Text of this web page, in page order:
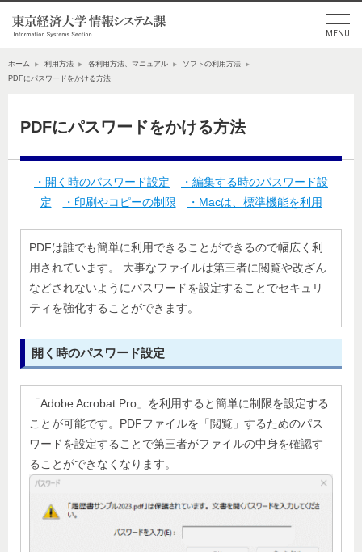
ホーム 利用方法 各利用方法、マニュアル
ソフトの利用方法
PDFにパスワードをかける方法
PDFにパスワードをかける方法
・開く時のパスワード設定
・編集する時のパスワード設
定
・印刷やコピーの制限 ・Macは、標準機能を利用
PDFは誰でも簡単に利用できることができるので幅広く利
用されています。 大事なファイルは第三者に閲覧や改ざん
などされないようにパスワードを設定することでセキュリ
ティを強化することができます。
開く時のパスワード設定
「Adobe Acrobat Pro」を利用すると簡単に制限を設定する
ことが可能です。PDFファイルを「閲覧」するためのパス
ワードを設定することで第三者がファイルの中身を確認す
ることができなくなります。